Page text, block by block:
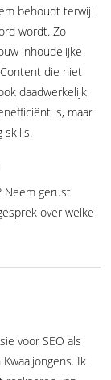
behoudt terwijl
wordt. Zo
inhoudelijke
die niet
daadwerkelijk
is, maar
skills.
Neem gerust
over welke
voor SEO als
Ik